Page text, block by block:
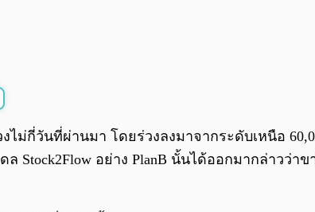
ไม่กี่วันที่ผ่านมา โดยร่วงลงมาจากระดับเหนือ
Stock2Flow อย่าง PlanB นั้นได้ออกมากล่าวว่า